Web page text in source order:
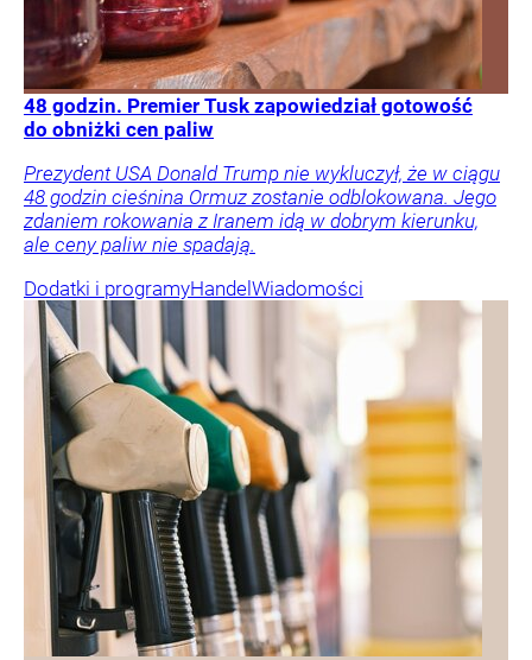
48 godzin. Premier Tusk zapowiedział gotowość
do obniżki cen paliw
Prezydent USA Donald Trump nie wykluczył, że w ciągu
48 godzin cieśnina Ormuz zostanie odblokowana. Jego
zdaniem rokowania z Iranem idą w dobrym kierunku,
ale ceny paliw nie spadają.
Dodatki i programyHandel Wiadomości